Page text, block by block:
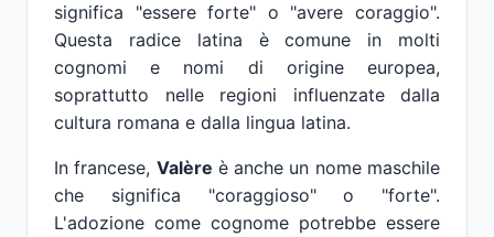
significa "essere forte" o "avere coraggio".
Questa radice latina è comune in molti
cognomi e nomi di origine europea,
soprattutto nelle regioni influenzate dalla
cultura romana e dalla lingua latina.
In francese, Valère è anche un nome maschile
che significa "coraggioso" o "forte".
L'adozione come cognome potrebbe essere